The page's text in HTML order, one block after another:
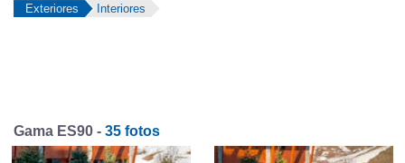
Exteriores Interiores
Gama ES90 - 35 fotos